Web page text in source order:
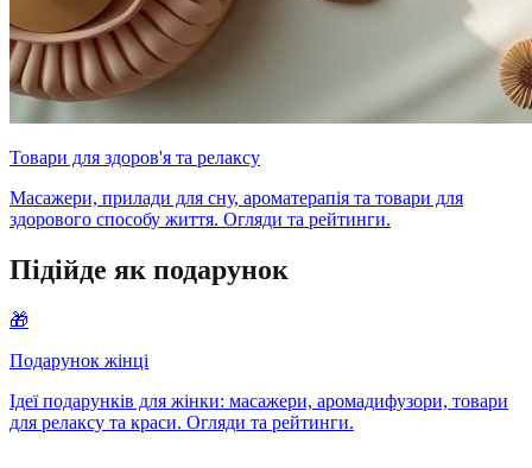
Товари для здоров'я та релаксу
Масажери, прилади для сну, ароматерапія та товари для
здорового способу життя. Огляди та рейтинги.
Підійде як подарунок
🎁
Подарунок жінці
Ідеї подарунків для жінки: масажери, аромадифузори, товари
для релаксу та краси. Огляди та рейтинги.